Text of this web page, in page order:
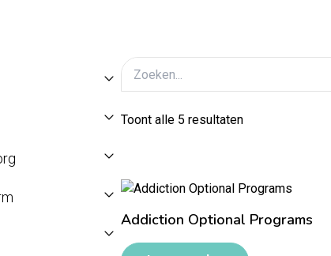
Toont alle 5 resultaten
Addiction Optional Programs